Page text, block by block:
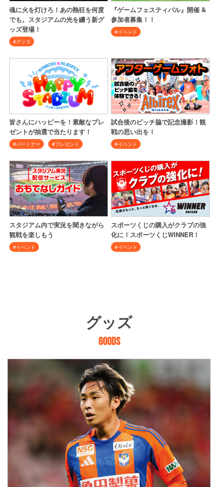
魂に火を灯けろ！あの熱狂を何度
でも。スタジアムの光を纏う新グ
ッズ登場！
#グッズ
『ゲームフェスティバル』開催 &
参加者募集！！
#イベント
皆さんにハッピーを！素敵なプレ
ゼントが抽選で当たります！
#パートナー #プレゼント
試合後のピッチ脇で記念撮影！観
戦の思い出を！
#イベント
スタジアム内で実況を聞きながら
観戦を楽しもう
#イベント
スポーツくじの購入がクラブの強
化に！スポーツくじWINNER！
#イベント
グッズ
GOODS